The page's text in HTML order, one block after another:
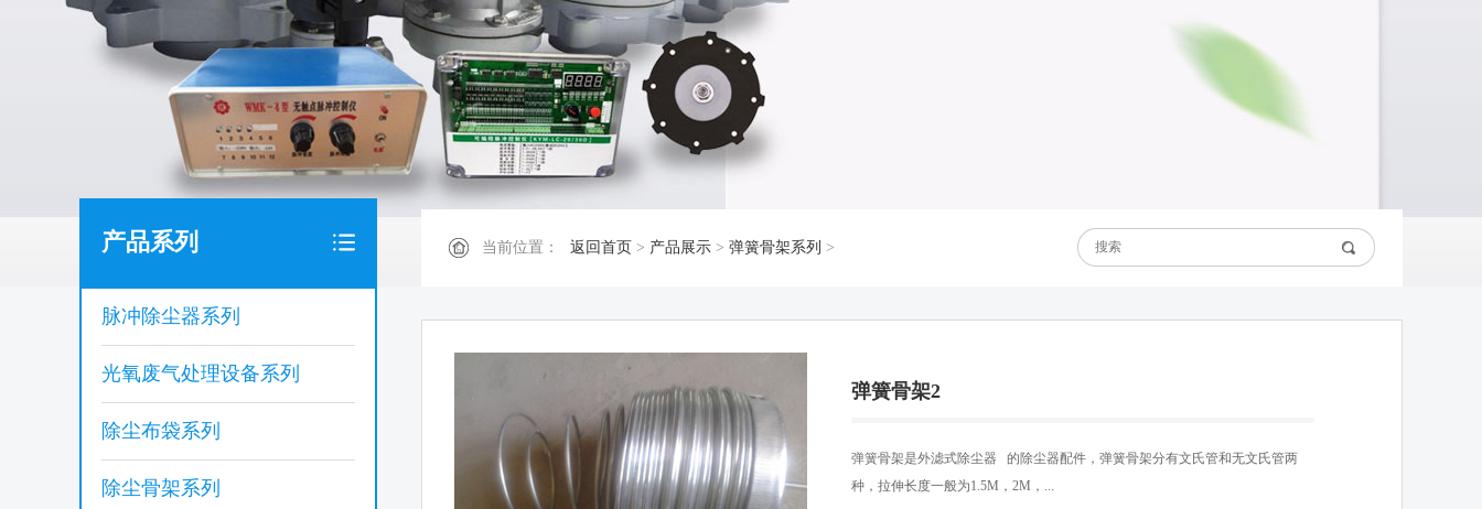
产品系列
脉冲除尘器系列
光氧废气处理设备系列
除尘布袋系列
除尘骨架系列
当前位置： 返回首页 > 产品展示 > 弹簧骨架系列 >
弹簧骨架2
弹簧骨架是外滤式除尘器 的除尘器配件，弹簧骨架分有文氏管和无文氏管两
种，拉伸长度一般为1.5M，2M，...